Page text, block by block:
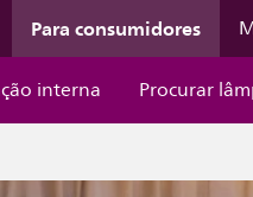
Para consumidores
interna Procurar